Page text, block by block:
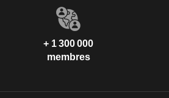
+ 1 300 000
membres